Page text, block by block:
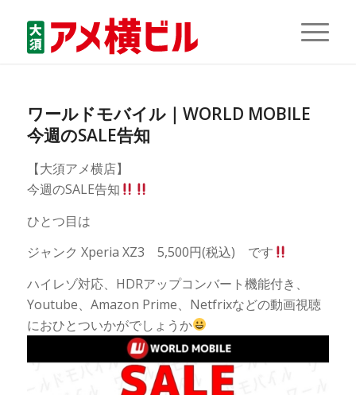
ワールドモバイル｜WORLD MOBILE
今週のSALE告知
【大須アメ横店】
今週のSALE告知
ひとつ目は
ジャンク Xperia XZ3 5,500円(税込) です
ハイレゾ対応、HDRアップコンバート機能付き、
Youtube、Amazon Prime、Netfrixなどの動画視聴
におひとついかがでしょうか